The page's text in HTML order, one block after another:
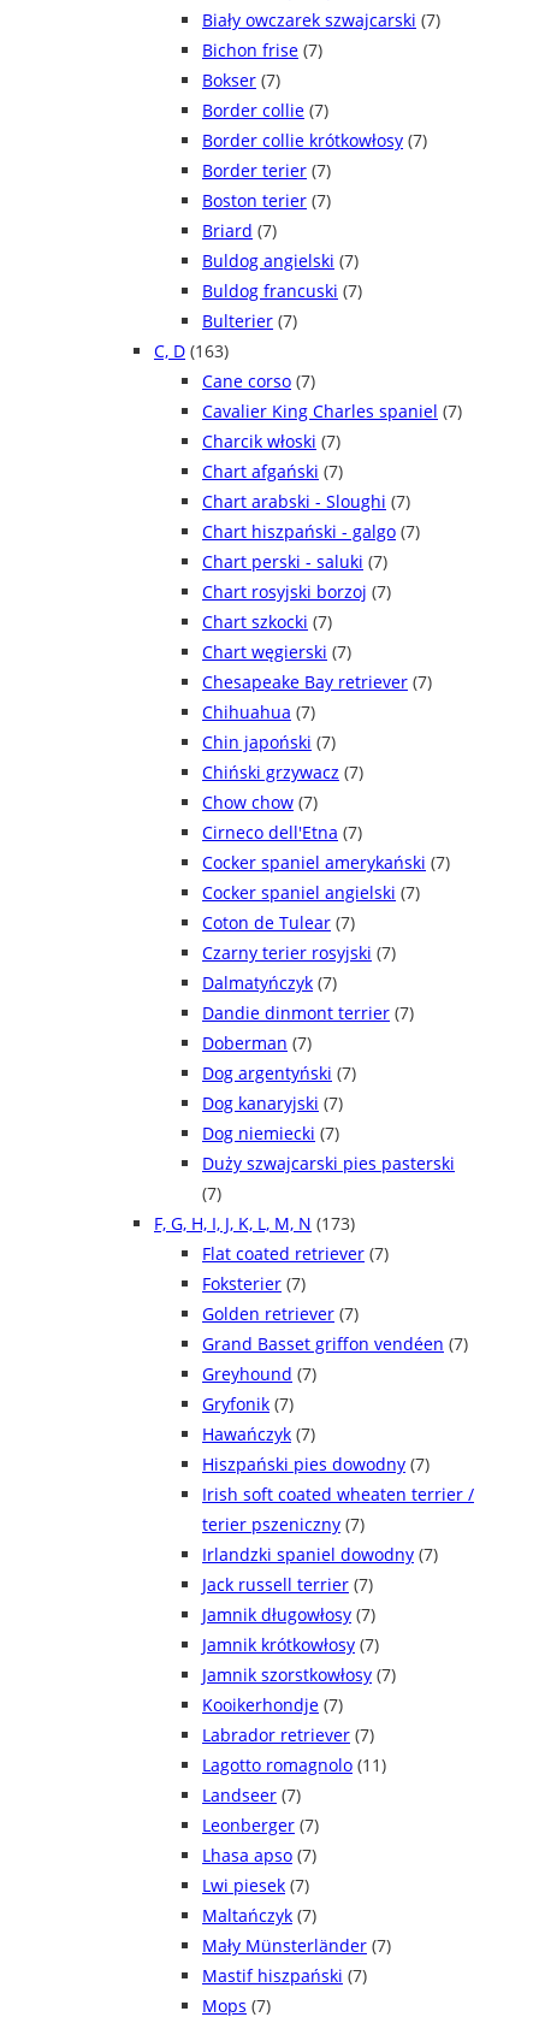
Biały owczarek szwajcarski (7)
Bichon frise (7)
Bokser (7)
Border collie (7)
Border collie krótkowłosy (7)
Border terier (7)
Boston terier (7)
Briard (7)
Buldog angielski (7)
Buldog francuski (7)
Bulterier (7)
C, D (163)
Cane corso (7)
Cavalier King Charles spaniel (7)
Charcik włoski (7)
Chart afgański (7)
Chart arabski - Sloughi (7)
Chart hiszpański - galgo (7)
Chart perski - saluki (7)
Chart rosyjski borzoj (7)
Chart szkocki (7)
Chart węgierski (7)
Chesapeake Bay retriever (7)
Chihuahua (7)
Chin japoński (7)
Chiński grzywacz (7)
Chow chow (7)
Cirneco dell'Etna (7)
Cocker spaniel amerykański (7)
Cocker spaniel angielski (7)
Coton de Tulear (7)
Czarny terier rosyjski (7)
Dalmatyńczyk (7)
Dandie dinmont terrier (7)
Doberman (7)
Dog argentyński (7)
Dog kanaryjski (7)
Dog niemiecki (7)
Duży szwajcarski pies pasterski
(7)
F, G, H, I, J, K, L, M, N (173)
Flat coated retriever (7)
Foksterier (7)
Golden retriever (7)
Grand Basset griffon vendéen (7)
Greyhound (7)
Gryfonik (7)
Hawańczyk (7)
Hiszpański pies dowodny (7)
Irish soft coated wheaten terrier /
terier pszeniczny (7)
Irlandzki spaniel dowodny (7)
Jack russell terrier (7)
Jamnik długowłosy (7)
Jamnik krótkowłosy (7)
Jamnik szorstkowłosy (7)
Kooikerhondje (7)
Labrador retriever (7)
Lagotto romagnolo (11)
Landseer (7)
Leonberger (7)
Lhasa apso (7)
Lwi piesek (7)
Maltańczyk (7)
Mały Münsterländer (7)
Mastif hiszpański (7)
Mops (7)